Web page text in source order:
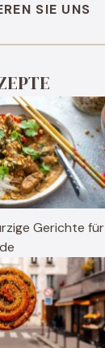
SIE UNS
Gerichte für